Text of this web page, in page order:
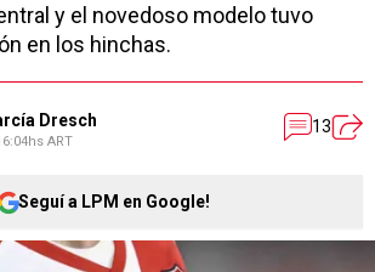
y el novedoso modelo tuvo
en los hinchas.
Dresch
ART
13
Seguí a LPM en Google!